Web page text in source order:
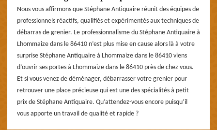
Nous vous affirmons que Stéphane Antiquaire réunit des équipes de
professionnels réactifs, qualifiés et expérimentés aux techniques de
débarras de grenier. Le professionnalisme du Stéphane Antiquaire à
Lhommaize dans le 86410 n’est plus mise en cause alors là à votre
surprise Stéphane Antiquaire à Lhommaize dans le 86410 viens
d’ouvrir ses portes à Lhommaize dans le 86410 près de chez vous.
Et si vous venez de déménager, débarrasser votre grenier pour
retrouver une place précieuse qui est une des spécialités à petit
prix de Stéphane Antiquaire. Qu’attendez-vous encore puisqu’il
vous apporte un travail de qualité et rapide ?